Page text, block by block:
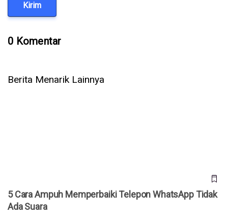
Kirim
0 Komentar
Berita Menarik Lainnya
5 Cara Ampuh Memperbaiki Telepon WhatsApp Tidak
Ada Suara